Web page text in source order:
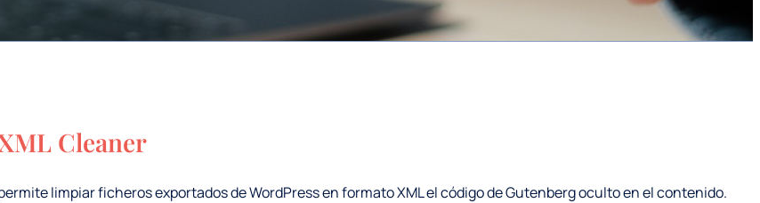
Cleaner
limpiar ficheros exportados de WordPress en formato XML el código de Gutenberg oculto en el contenido.